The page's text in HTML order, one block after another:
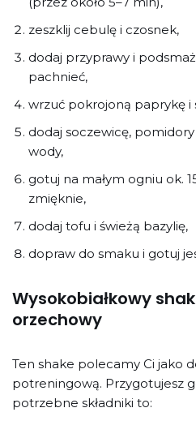
zeszklij cebulę i czosnek,
dodaj przyprawy i
pachnieć,
wrzuć pokrojoną paprykę i
dodaj soczewicę, pomidory
wody,
gotuj na małym ogniu ok.
zmięknie,
dodaj tofu i świeżą bazylię,
dopraw do smaku i gotuj
Wysokobiałkowy
orzechowy
Ten shake polecamy Ci jako
potreningową. Przygotujesz
potrzebne składniki to: